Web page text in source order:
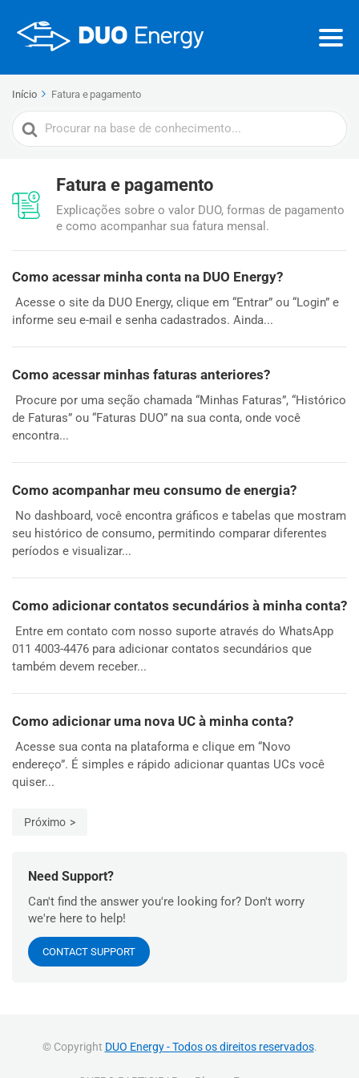
Início Fatura e pagamento
Procurar
por
Fatura e pagamento
Explicações sobre o valor DUO, formas de pagamento
e como acompanhar sua fatura mensal.
Como acessar minha conta na DUO Energy?
Acesse o site da DUO Energy, clique em “Entrar” ou “Login” e
informe seu e-mail e senha cadastrados. Ainda...
Como acessar minhas faturas anteriores?
Procure por uma seção chamada “Minhas Faturas”, “Histórico
de Faturas” ou “Faturas DUO” na sua conta, onde você
encontra...
Como acompanhar meu consumo de energia?
No dashboard, você encontra gráficos e tabelas que mostram
seu histórico de consumo, permitindo comparar diferentes
períodos e visualizar...
Como adicionar contatos secundários à minha conta?
Entre em contato com nosso suporte através do WhatsApp
011 4003-4476 para adicionar contatos secundários que
também devem receber...
Como adicionar uma nova UC à minha conta?
Acesse sua conta na plataforma e clique em “Novo
endereço”. É simples e rápido adicionar quantas UCs você
quiser...
Próximo
Need Support?
Can't find the answer you're looking for? Don't worry
we're here to help!
CONTACT SUPPORT
© Copyright DUO Energy - Todos os direitos reservados.